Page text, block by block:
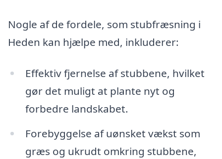
Nogle af de fordele, som stubfræsning i
Heden kan hjælpe med, inkluderer:
Effektiv fjernelse af stubbene, hvilket
gør det muligt at plante nyt og
forbedre landskabet.
Forebyggelse af uønsket vækst som
græs og ukrudt omkring stubbene,